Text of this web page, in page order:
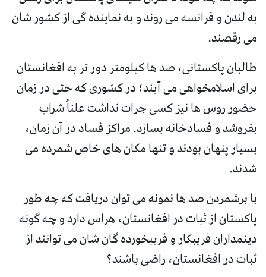
به لندن و فرانسه می روند و به نماینده گی از کشور شان
می رقصند.
طالبان پاکستانی، صد ها کیلومتر دور تر به افغانستان
برای اسلامخواهی می آیند؛ در کشوری که حتی در زمان
حضور روس ها نیز کسی جرات نداشت علناً شراب
بفروشد و فسادخانه بسازد. مراکز فساد در آن زمان،
بسیار پنهان بودند و تنها مکان های خاص شمرده می
شدند.
با برشمردن صد ها نمونه می توان دریافت که چه طور
پاکستان از ثبات در افغانستان، هراس دارد و چه گونه
دینمداران فریبکار و فریبخورده گان شان می توانند از
ثبات در افغانستان، راضی باشند؟